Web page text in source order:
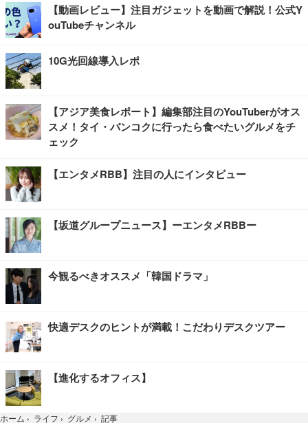
【動画レビュー】注目ガジェットを動画で解説！公式Y
ouTubeチャンネル
10G光回線導入レポ
【アジア美食レポート】編集部注目のYouTuberがオス
スメ！タイ・バンコクに行ったら食べたいグルメをチ
ェック
【エンタメRBB】注目の人にインタビュー
【坂道グループニュース】ーエンタメRBBー
今観るべきオススメ「韓国ドラマ」
快適デスクのヒントが満載！こだわりデスクツアー
【進化するオフィス】
ホーム › ライフ › グルメ › 記事